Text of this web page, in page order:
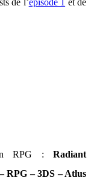
de l’épisode 1
et de
RPG : Radiant
RPG – 3DS – Atlus